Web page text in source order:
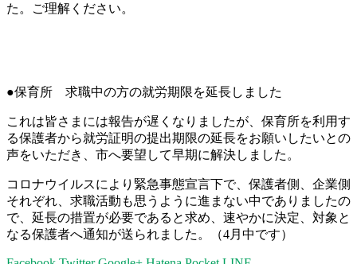
た。ご理解ください。
●保育所 求職中の方の就労期限を延長しました
これは皆さまには報告が遅くなりましたが、保育所を利用す
る保護者から就労証明の提出期限の延長をお願いしたいとの
声をいただき、市へ要望して早期に解決しました。
コロナウイルスにより緊急事態宣言下で、保護者側、企業側
それぞれ、求職活動も思うように進まない中でありましたの
で、延長の措置が必要であると求め、速やかに決定、対象と
なる保護者へ通知が送られました。（4月中です）